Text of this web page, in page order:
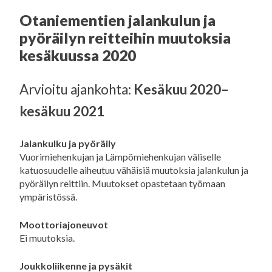
Otaniementien jalankulun ja
pyöräilyn reitteihin muutoksia
kesäkuussa 2020
Arvioitu ajankohta: Kesäkuu 2020–
kesäkuu 2021
Jalankulku ja pyöräily
Vuorimiehenkujan ja Lämpömiehenkujan väliselle
katuosuudelle aiheutuu vähäisiä muutoksia jalankulun ja
pyöräilyn reittiin. Muutokset opastetaan työmaan
ympäristössä.
Moottoriajoneuvot
Ei muutoksia.
Joukkoliikenne ja pysäkit